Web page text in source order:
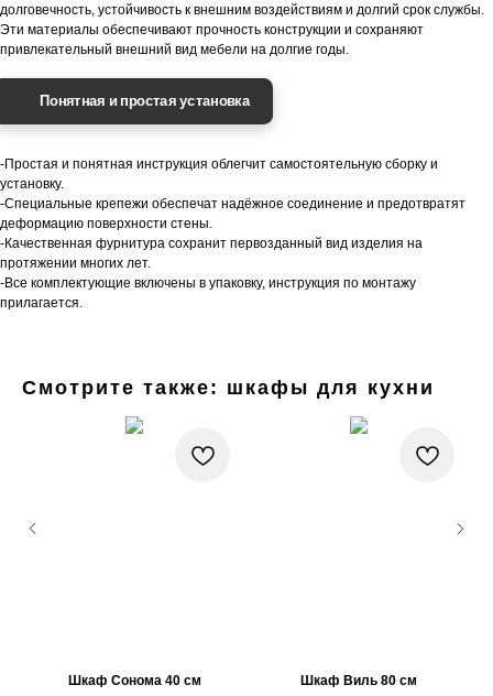
долговечность, устойчивость к внешним воздействиям и долгий срок службы.
Эти материалы обеспечивают прочность конструкции и сохраняют
привлекательный внешний вид мебели на долгие годы.
Понятная и простая установка
-Простая и понятная инструкция облегчит самостоятельную сборку и
установку.
-Специальные крепежи обеспечат надёжное соединение и предотвратят
деформацию поверхности стены.
-Качественная фурнитура сохранит первозданный вид изделия на
протяжении многих лет.
-Все комплектующие включены в упаковку, инструкция по монтажу
прилагается.
Смотрите также: шкафы для кухни
Шкаф Сонома 40 см Шкаф Виль 80 см